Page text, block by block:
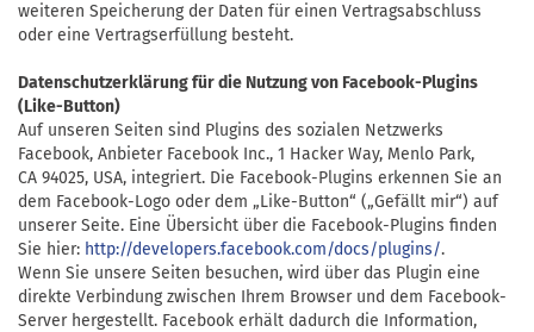
weiteren Speicherung der Daten für einen Vertragsabschluss
oder eine Vertragserfüllung besteht.
Datenschutzerklärung für die Nutzung von Facebook-Plugins
(Like-Button)
Auf unseren Seiten sind Plugins des sozialen Netzwerks
Facebook, Anbieter Facebook Inc., 1 Hacker Way, Menlo Park,
CA 94025, USA, integriert. Die Facebook-Plugins erkennen Sie an
dem Facebook-Logo oder dem „Like-Button“ („Gefällt mir“) auf
unserer Seite. Eine Übersicht über die Facebook-Plugins finden
Sie hier: http://developers.facebook.com/docs/plugins/.
Wenn Sie unsere Seiten besuchen, wird über das Plugin eine
direkte Verbindung zwischen Ihrem Browser und dem Facebook-
Server hergestellt. Facebook erhält dadurch die Information,